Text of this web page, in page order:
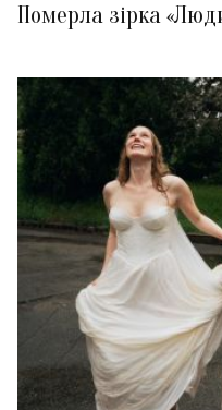
Померла зірка